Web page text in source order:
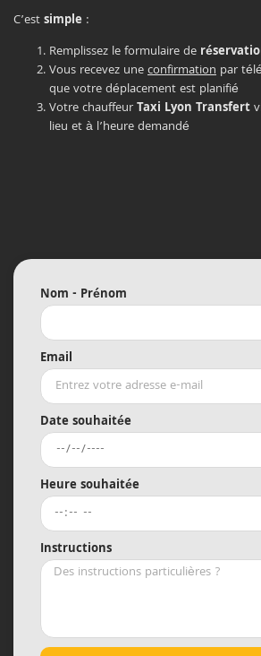
C’estsimple :
Remplissez le formulaire de
Vous recevez uneconfirmation par
que votre déplacement est planifié
Votre chauffeurTaxi Lyon Transfert
lieu et à l’heure demandé
Nom - Prénom
Email
Date souhaitée
Heure souhaitée
Instructions